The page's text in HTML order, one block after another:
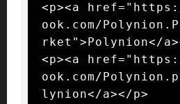
<p><a
ook.com/
rket">Polynion</
<p><a
ook.com/
lynion</a></p>